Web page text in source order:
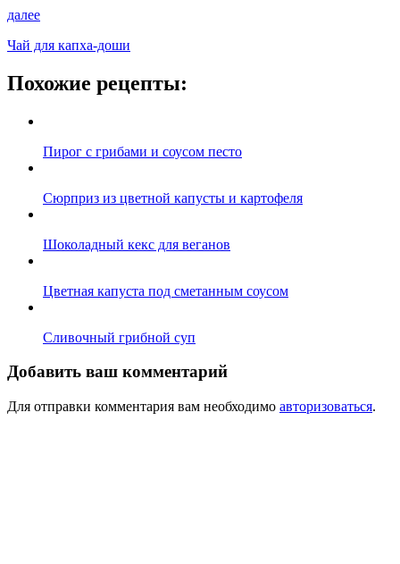
далее
Чай для капха-доши
Похожие рецепты:
Пирог с грибами и соусом песто
Сюрприз из цветной капусты и картофеля
Шоколадный кекс для веганов
Цветная капуста под сметанным соусом
Сливочный грибной суп
Добавить ваш комментарий
Для отправки комментария вам необходимо авторизоваться.